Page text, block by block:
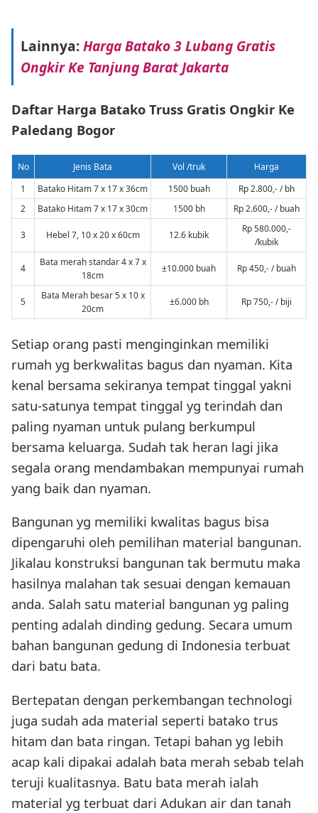
Lainnya:Harga Batako 3 Lubang Gratis
Ongkir Ke Tanjung Barat Jakarta
Daftar Harga Batako Truss Gratis Ongkir Ke
Paledang Bogor
No Jenis Bata Vol /truk
Harga
1
Batako Hitam 7 x 17 x 36cm 1500 buah
Rp 2.800,- / bh
2
Batako Hitam 7 x 17 x 30cm 1500 bh Rp 2.600,- / buah
3 Hebel 7, 10 x 20 x 60cm 12.6 kubik
Rp 580.000,-
/kubik
4
Bata merah standar 4 x 7 x
18cm
±10.000 buah Rp 450,- / buah
5
Bata Merah besar 5 x 10 x
20cm
±6.000 bh Rp 750,- / biji
Setiap orang pasti menginginkan memiliki
rumah yg berkwalitas bagus dan nyaman. Kita
kenal bersama sekiranya tempat tinggal yakni
satu-satunya tempat tinggal yg terindah dan
paling nyaman untuk pulang berkumpul
bersama keluarga. Sudah tak heran lagi jika
segala orang mendambakan mempunyai rumah
yang baik dan nyaman.
Bangunan yg memiliki kwalitas bagus bisa
dipengaruhi oleh pemilihan material bangunan.
Jikalau konstruksi bangunan tak bermutu maka
hasilnya malahan tak sesuai dengan kemauan
anda. Salah satu material bangunan yg paling
penting adalah dinding gedung. Secara umum
bahan bangunan gedung di Indonesia terbuat
dari batu bata.
Bertepatan dengan perkembangan technologi
juga sudah ada material seperti batako trus
hitam dan bata ringan. Tetapi bahan yg lebih
acap kali dipakai adalah bata merah sebab telah
teruji kualitasnya. Batu bata merah ialah
material yg terbuat dari Adukan air dan tanah